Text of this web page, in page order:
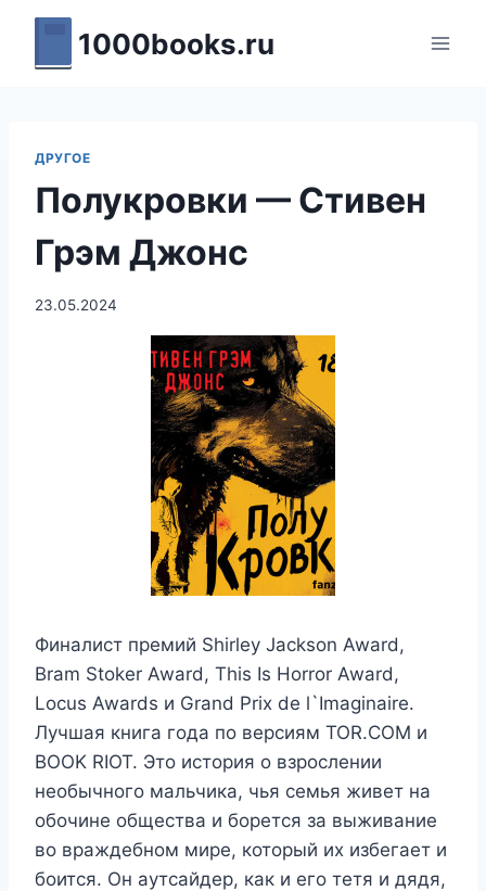
Перейти
содержимому
1000books.ru
ДРУГОЕ
Полукровки — Стивен
Грэм Джонс
23.05.2024
Финалист премий Shirley Jackson Award,
Bram Stoker Award, This Is Horror Award,
Locus Awards и Grand Prix de l`Imaginaire.
Лучшая книга года по версиям TOR.COM и
BOOK RIOT. Это история о взрослении
необычного мальчика, чья семья живет на
обочине общества и борется за выживание
во враждебном мире, который их избегает и
боится. Он аутсайдер, как и его тетя и дядя,